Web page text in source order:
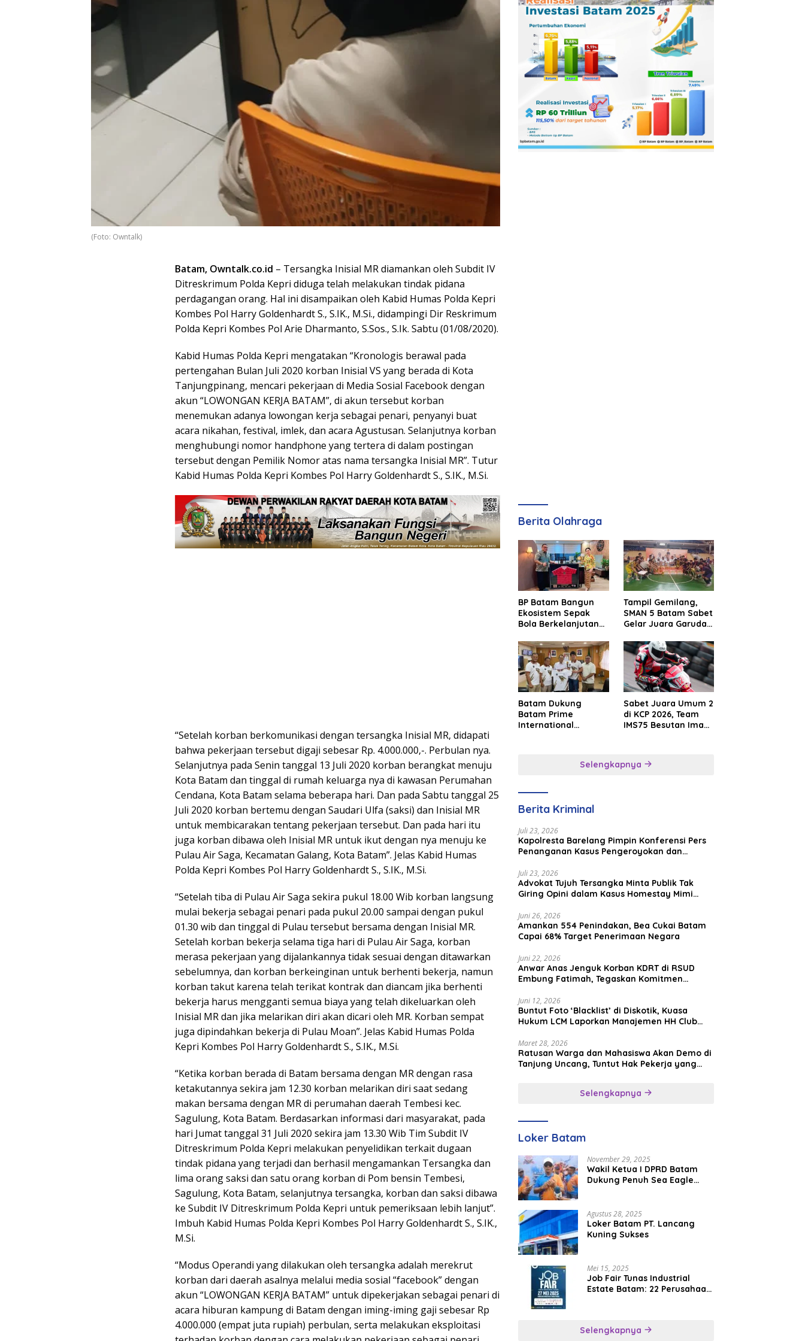
(Foto: Owntalk)
Batam, Owntalk.co.id – Tersangka Inisial MR diamankan oleh Subdit IV
Ditreskrimum Polda Kepri diduga telah melakukan tindak pidana
perdagangan orang. Hal ini disampaikan oleh Kabid Humas Polda Kepri
Kombes Pol Harry Goldenhardt S., S.IK., M.Si., didampingi Dir Reskrimum
Polda Kepri Kombes Pol Arie Dharmanto, S.Sos., S.Ik. Sabtu (01/08/2020).
Kabid Humas Polda Kepri mengatakan “Kronologis berawal pada
pertengahan Bulan Juli 2020 korban Inisial VS yang berada di Kota
Tanjungpinang, mencari pekerjaan di Media Sosial Facebook dengan
akun “LOWONGAN KERJA BATAM”, di akun tersebut korban
menemukan adanya lowongan kerja sebagai penari, penyanyi buat
acara nikahan, festival, imlek, dan acara Agustusan. Selanjutnya korban
menghubungi nomor handphone yang tertera di dalam postingan
tersebut dengan Pemilik Nomor atas nama tersangka Inisial MR”. Tutur
Kabid Humas Polda Kepri Kombes Pol Harry Goldenhardt S., S.IK., M.Si.
“Setelah korban berkomunikasi dengan tersangka Inisial MR, didapati
bahwa pekerjaan tersebut digaji sebesar Rp. 4.000.000,-. Perbulan nya.
Selanjutnya pada Senin tanggal 13 Juli 2020 korban berangkat menuju
Kota Batam dan tinggal di rumah keluarga nya di kawasan Perumahan
Cendana, Kota Batam selama beberapa hari. Dan pada Sabtu tanggal 25
Juli 2020 korban bertemu dengan Saudari Ulfa (saksi) dan Inisial MR
untuk membicarakan tentang pekerjaan tersebut. Dan pada hari itu
juga korban dibawa oleh Inisial MR untuk ikut dengan nya menuju ke
Pulau Air Saga, Kecamatan Galang, Kota Batam”. Jelas Kabid Humas
Polda Kepri Kombes Pol Harry Goldenhardt S., S.IK., M.Si.
“Setelah tiba di Pulau Air Saga sekira pukul 18.00 Wib korban langsung
mulai bekerja sebagai penari pada pukul 20.00 sampai dengan pukul
01.30 wib dan tinggal di Pulau tersebut bersama dengan Inisial MR.
Setelah korban bekerja selama tiga hari di Pulau Air Saga, korban
merasa pekerjaan yang dijalankannya tidak sesuai dengan ditawarkan
sebelumnya, dan korban berkeinginan untuk berhenti bekerja, namun
korban takut karena telah terikat kontrak dan diancam jika berhenti
bekerja harus mengganti semua biaya yang telah dikeluarkan oleh
Inisial MR dan jika melarikan diri akan dicari oleh MR. Korban sempat
juga dipindahkan bekerja di Pulau Moan”. Jelas Kabid Humas Polda
Kepri Kombes Pol Harry Goldenhardt S., S.IK., M.Si.
“Ketika korban berada di Batam bersama dengan MR dengan rasa
ketakutannya sekira jam 12.30 korban melarikan diri saat sedang
makan bersama dengan MR di perumahan daerah Tembesi kec.
Sagulung, Kota Batam. Berdasarkan informasi dari masyarakat, pada
hari Jumat tanggal 31 Juli 2020 sekira jam 13.30 Wib Tim Subdit IV
Ditreskrimum Polda Kepri melakukan penyelidikan terkait dugaan
tindak pidana yang terjadi dan berhasil mengamankan Tersangka dan
lima orang saksi dan satu orang korban di Pom bensin Tembesi,
Sagulung, Kota Batam, selanjutnya tersangka, korban dan saksi dibawa
ke Subdit IV Ditreskrimum Polda Kepri untuk pemeriksaan lebih lanjut”.
Imbuh Kabid Humas Polda Kepri Kombes Pol Harry Goldenhardt S., S.IK.,
M.Si.
“Modus Operandi yang dilakukan oleh tersangka adalah merekrut
korban dari daerah asalnya melalui media sosial “facebook” dengan
akun “LOWONGAN KERJA BATAM” untuk dipekerjakan sebagai penari di
acara hiburan kampung di Batam dengan iming-iming gaji sebesar Rp
4.000.000 (empat juta rupiah) perbulan, serta melakukan eksploitasi
Berita Olahraga
BP Batam Bangun
Ekosistem Sepak
Bola Berkelanjutan
Premier FC
Tampil Gemilang,
SMAN 5 Batam Sabet
Gelar Juara Garuda
2026
Batam Dukung
Batam Prime
International
Indonesia–
Malaysia
Sabet Juara Umum 2
di KCP 2026, Team
IMS75 Besutan Iman
Selengkapnya
Berita Kriminal
Juli 23, 2026
Kapolresta Barelang Pimpin Konferensi Pers
Penanganan Kasus Pengeroyokan dan
Juli 23, 2026
Advokat Tujuh Tersangka Minta Publik Tak
Giring Opini dalam Kasus Homestay Mimi
Juni 26, 2026
Amankan 554 Penindakan, Bea Cukai Batam
Capai 68% Target Penerimaan Negara
Juni 22, 2026
Anwar Anas Jenguk Korban KDRT di RSUD
Embung Fatimah, Tegaskan Komitmen
Juni 12, 2026
Buntut Foto ‘Blacklist’ di Diskotik, Kuasa
Hukum LCM Laporkan Manajemen HH Club
Maret 28, 2026
Ratusan Warga dan Mahasiswa Akan Demo di
Tanjung Uncang, Tuntut Hak Pekerja yang
Selengkapnya
Loker Batam
November 29, 2025
Wakil Ketua I DPRD Batam
Dukung Penuh Sea Eagle
Agustus 28, 2025
Loker Batam PT. Lancang
Kuning Sukses
Mei 15, 2025
Job Fair Tunas Industrial
Estate Batam: 22 Perusahaan
Selengkapnya